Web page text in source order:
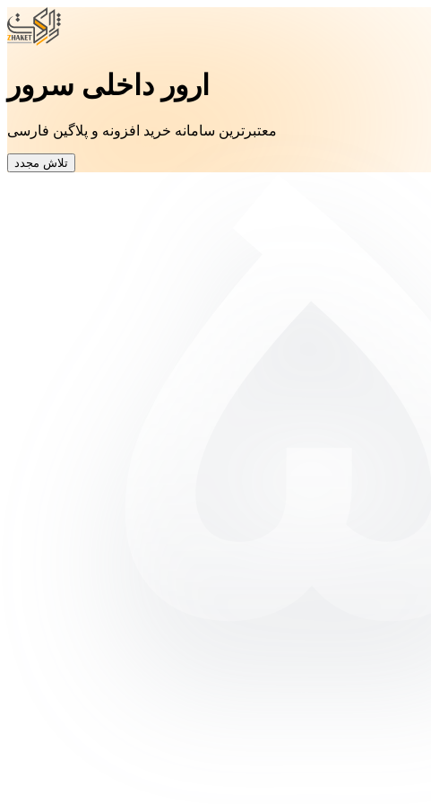
ارور داخلی سرور
معتبرترین سامانه خرید افزونه و پلاگین فارسی
تلاش مجدد